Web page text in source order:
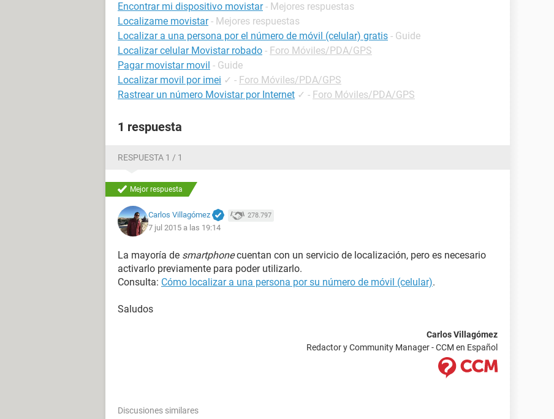
Encontrar mi dispositivo movistar - Mejores respuestas
Localizame movistar - Mejores respuestas
Localizar a una persona por el número de móvil (celular) gratis - Guide
Localizar celular Movistar robado - Foro Móviles/PDA/GPS
Pagar movistar movil - Guide
Localizar movil por imei ✓ - Foro Móviles/PDA/GPS
Rastrear un número Movistar por Internet ✓ - Foro Móviles/PDA/GPS
1 respuesta
RESPUESTA 1 / 1
Mejor respuesta
Carlos Villagómez 278.797
7 jul 2015 a las 19:14
La mayoría de smartphonecuentan con un servicio de localización, pero es necesario
activarlo previamente para poder utilizarlo.
Consulta: Cómo localizar a una persona por su número de móvil (celular).
Saludos
Carlos Villagómez
Redactor y Community Manager - CCM en Español
Discusiones similares